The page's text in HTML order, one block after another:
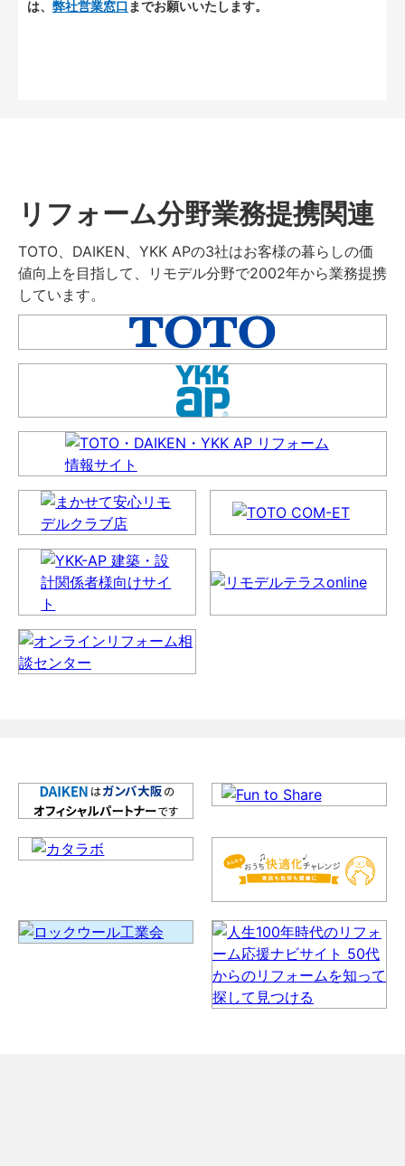
は、 弊社営業窓口 までお願いいたします。
リフォーム分野業務提携関連
TOTO、DAIKEN、YKK APの3社はお客様の暮らしの価
値向上を目指して、リモデル分野で2002年から業務提携
しています。